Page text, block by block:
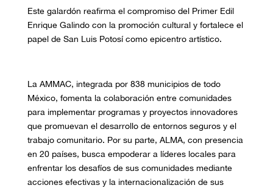
Este galardón reafirma el compromiso del Primer Edil
Enrique Galindo con la promoción cultural y fortalece el
papel de San Luis Potosí como epicentro artístico.
La AMMAC, integrada por 838 municipios de todo
México, fomenta la colaboración entre comunidades
para implementar programas y proyectos innovadores
que promuevan el desarrollo de entornos seguros y el
trabajo comunitario. Por su parte, ALMA, con presencia
en 20 países, busca empoderar a líderes locales para
enfrentar los desafíos de sus comunidades mediante
acciones efectivas y la internacionalización de sus